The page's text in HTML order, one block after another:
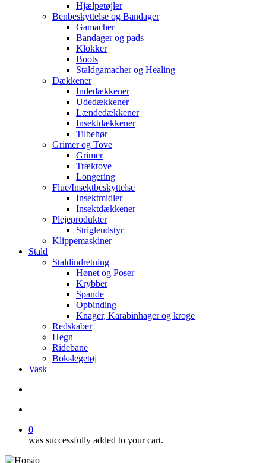
Hjælpetøjler
Benbeskyttelse og Bandager
Gamacher
Bandager og pads
Klokker
Boots
Staldgamacher og Healing
Dækkener
Indedækkener
Udedækkener
Lændedækkener
Insektdækkener
Tilbehør
Grimer og Tove
Grimer
Træktove
Longering
Flue/Insektbeskyttelse
Insektmidler
Insektdækkener
Plejeprodukter
Strigleudstyr
Klippemaskiner
Stald
Staldindretning
Hønet og Poser
Krybber
Spande
Opbinding
Knager, Karabinhager og kroge
Redskaber
Hegn
Ridebane
Bokslegetøj
Vask
0
was successfully added to your cart.